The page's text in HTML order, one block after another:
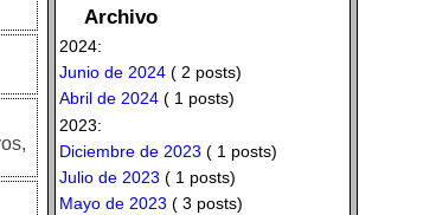
Archivo
2024:
Junio de 2024( 2 posts)
Abril de 2024( 1 posts)
2023:
Diciembre de 2023 ( 1 posts)
Julio de 2023 ( 1 posts)
Mayo de 2023 ( 3 posts)